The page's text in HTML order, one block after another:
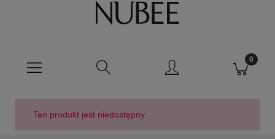
Ten produkt jest niedostępny.